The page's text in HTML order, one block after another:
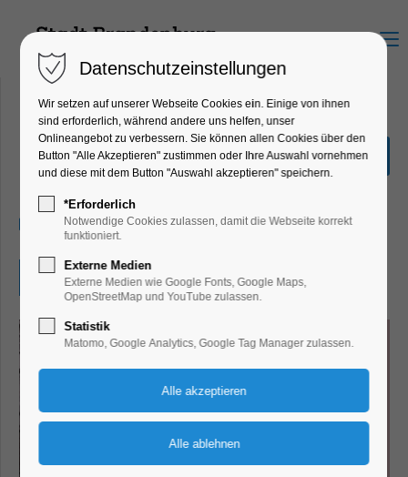
Menu
"Auftakt des Terrors"
Ausstellung, Führung
22.02.2026, 12:00–16:00
Eintritt frei
Datenschutzeinstellungen
Wir setzen auf unserer Webseite Cookies ein. Einige von ihnen
sind erforderlich, während andere uns helfen, unser
Onlineangebot zu verbessern. Sie können allen Cookies über den
Button "Alle Akzeptieren" zustimmen oder Ihre Auswahl vornehmen
und diese mit dem Button "Auswahl akzeptieren" speichern.
*Erforderlich
Notwendige Cookies zulassen, damit die Webseite korrekt
funktioniert.
Externe Medien
Externe Medien wie Google Fonts, Google Maps,
OpenStreetMap und YouTube zulassen.
Statistik
Matomo, Google Analytics, Google Tag Manager zulassen.